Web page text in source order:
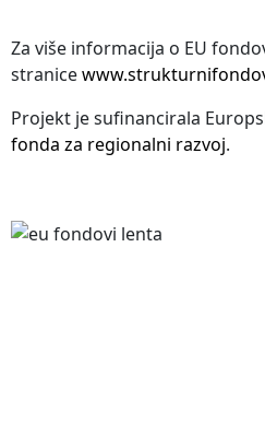
Za više informacija o EU
stranice
Projekt je sufinancirala
fonda za regionalni razvoj.